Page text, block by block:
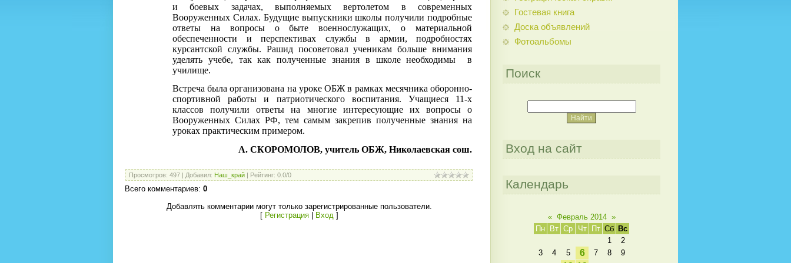
и боевых задачах, выполняемых вертолетом в современных
Вооруженных Силах. Будущие выпускники школы получили подробные
ответы на вопросы о быте военнослужащих, о материальной
обеспеченности и перспективах службы в армии, подробностях
курсантской службы. Рашид посоветовал ученикам больше внимания
уделять учебе, так как полученные знания в школе необходимы в
училище.
Встреча была организована на уроке ОБЖ в рамках месячника оборонно-
спортивной работы и патриотического воспитания. Учащиеся 11-х
классов получили ответы на многие интересующие их вопросы о
Вооруженных Силах РФ, тем самым закрепив полученные знания на
уроках практическим примером.
А. СКОРОМОЛОВ, учитель ОБЖ, Николаевская сош.
Просмотров: 497 Добавил: Наш_край Рейтинг: 0.0/0
Всего комментариев: 0
Добавлять комментарии могут только зарегистрированные пользователи.
[ Регистрация| Вход]
Гостевая книга
Доска объявлений
Фотоальбомы
Поиск
Вход на сайт
Календарь
« Февраль 2014 »
Пн
Вт Ср Чт Пт Сб Вс
1
2
3
4 5 6 7 8
9